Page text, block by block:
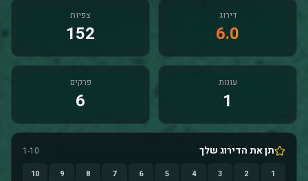
דירוג
6.0
צפיות
152
עונות
1
פרקים
6
תן את הדירוג שלך 1-10
1
2
3
4
5
6
7
8
9
10